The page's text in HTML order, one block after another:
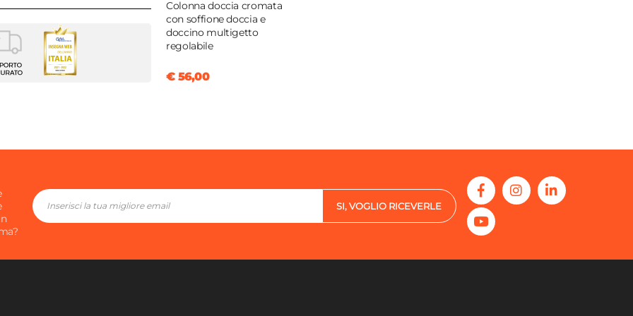
cm
Colonna doccia cromata
con soffione doccia e
doccino multigetto
regolabile
€ 56,00
SI, VOGLIO RICEVERLE